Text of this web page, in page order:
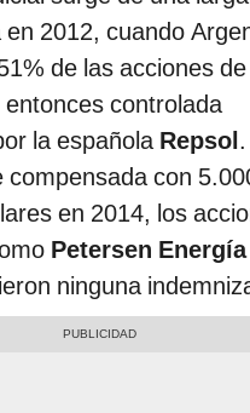
en 2012, cuando
de las acciones
entonces controlada
la española Repsol
compensada con
en 2014, los
Petersen Energía
ninguna